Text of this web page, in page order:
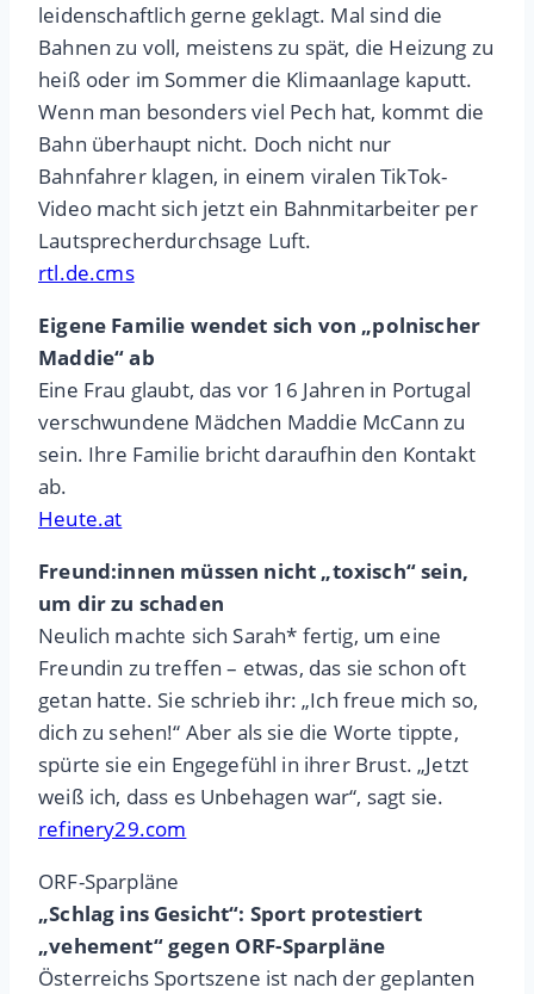
leidenschaftlich gerne geklagt. Mal sind die
Bahnen zu voll, meistens zu spät, die Heizung zu
heiß oder im Sommer die Klimaanlage kaputt.
Wenn man besonders viel Pech hat, kommt die
Bahn überhaupt nicht. Doch nicht nur
Bahnfahrer klagen, in einem viralen TikTok-
Video macht sich jetzt ein Bahnmitarbeiter per
Lautsprecherdurchsage Luft.
rtl.de.cms
Eigene Familie wendet sich von „polnischer
Maddie“ ab
Eine Frau glaubt, das vor 16 Jahren in Portugal
verschwundene Mädchen Maddie McCann zu
sein. Ihre Familie bricht daraufhin den Kontakt
ab.
Heute.at
Freund:innen müssen nicht „toxisch“ sein,
um dir zu schaden
Neulich machte sich Sarah* fertig, um eine
Freundin zu treffen – etwas, das sie schon oft
getan hatte. Sie schrieb ihr: „Ich freue mich so,
dich zu sehen!“ Aber als sie die Worte tippte,
spürte sie ein Engegefühl in ihrer Brust. „Jetzt
weiß ich, dass es Unbehagen war“, sagt sie.
refinery29.com
ORF-Sparpläne
„Schlag ins Gesicht“: Sport protestiert
„vehement“ gegen ORF-Sparpläne
Österreichs Sportszene ist nach der geplanten